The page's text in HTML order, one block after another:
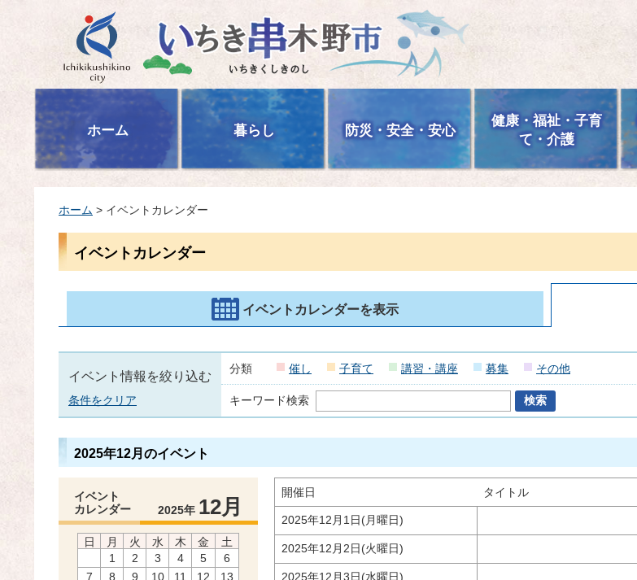
いちき串木野市
ホーム 暮らし 防災・安全・安心
健康・福祉・子育
て・介護
ホーム > イベントカレンダー
イベントカレンダー
イベントカレンダーを表示
イベント情報を絞り込む
条件をクリア
分類 催し 子育て 講習・講座 募集 その他
キーワード検索
2025年12月のイベント
イベント
カレンダー
2025年 12月
日 月 火 水 木 金
土
1
2 3 4 5
6
7
8 9 10 11 12
13
開催日 タイトル
2025年12月1日(月曜日)
2025年12月2日(火曜日)
2025年12月3日(水曜日)